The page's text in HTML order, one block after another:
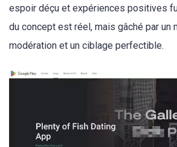
espoir déçu et expériences positives
du concept est réel, mais gâché par un
modération et un ciblage perfectible.